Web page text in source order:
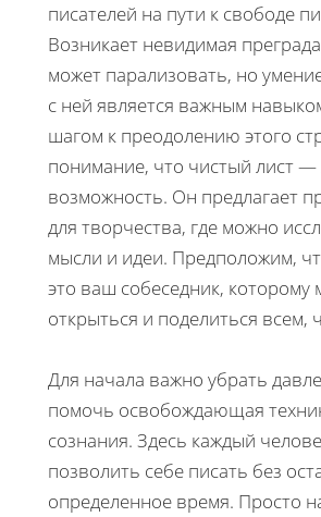
писателей на пути к свободе
Возникает невидимая
может парализовать, но
с ней является важным
шагом к преодолению этого
понимание, что чистый лист —
возможность. Он предлагает
для творчества, где можно
мысли и идеи. Предположим,
это ваш собеседник, которому
открыться и поделиться всем,
Для начала важно убрать
помочь освобождающая
сознания. Здесь каждый
позволить себе писать без
определенное время. Просто